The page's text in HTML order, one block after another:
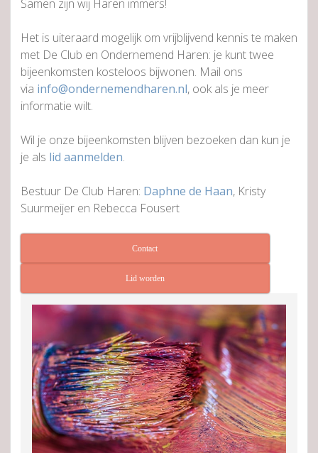
Samen zijn wij Haren immers!
Het is uiteraard mogelijk om vrijblijvend kennis te maken
met De Club en Ondernemend Haren: je kunt twee
bijeenkomsten kosteloos bijwonen. Mail ons
via info@ondernemendharen.nl, ook als je meer
informatie wilt.
Wil je onze bijeenkomsten blijven bezoeken dan kun je
je als lid aanmelden.
Bestuur De Club Haren: Daphne de Haan, Kristy
Suurmeijer en Rebecca Fousert
Contact
Lid worden